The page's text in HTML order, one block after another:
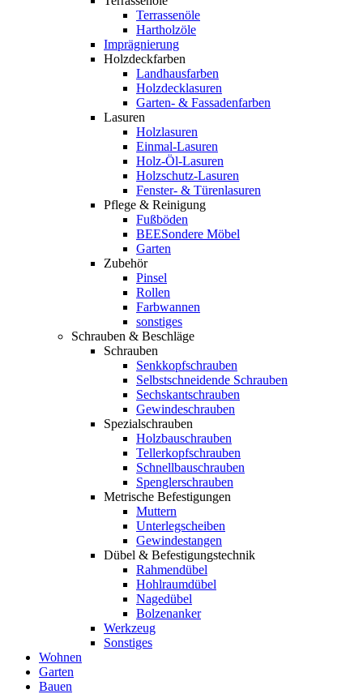
Terrassenöle
Hartholzöle
Imprägnierung
Holzdeckfarben
Landhausfarben
Holzdecklasuren
Garten- & Fassadenfarben
Lasuren
Holzlasuren
Einmal-Lasuren
Holz-Öl-Lasuren
Holzschutz-Lasuren
Fenster- & Türenlasuren
Pflege & Reinigung
Fußböden
BEESondere Möbel
Garten
Zubehör
Pinsel
Rollen
Farbwannen
sonstiges
Schrauben & Beschläge
Schrauben
Senkkopfschrauben
Selbstschneidende Schrauben
Sechskantschrauben
Gewindeschrauben
Spezialschrauben
Holzbauschrauben
Tellerkopfschrauben
Schnellbauschrauben
Spenglerschrauben
Metrische Befestigungen
Muttern
Unterlegscheiben
Gewindestangen
Dübel & Befestigungstechnik
Rahmendübel
Hohlraumdübel
Nagedübel
Bolzenanker
Werkzeug
Sonstiges
Wohnen
Garten
Bauen